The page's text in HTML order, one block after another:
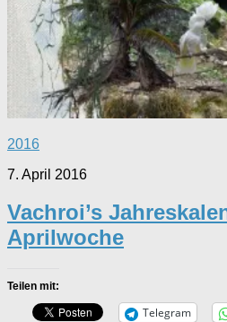
2016
7. April 2016
Vachroi’s
Aprilwoche
Teilen mit:
Telegram